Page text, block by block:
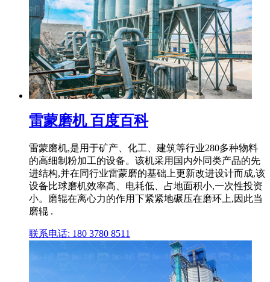
雷蒙磨机 百度百科
雷蒙磨机,是用于矿产、化工、建筑等行业280多种物料
的高细制粉加工的设备。该机采用国内外同类产品的先
进结构,并在同行业雷蒙磨的基础上更新改进设计而成,该
设备比球磨机效率高、电耗低、占地面积小,一次性投资
小。磨辊在离心力的作用下紧紧地碾压在磨环上,因此当
磨辊 .
联系电话: 180 3780 8511